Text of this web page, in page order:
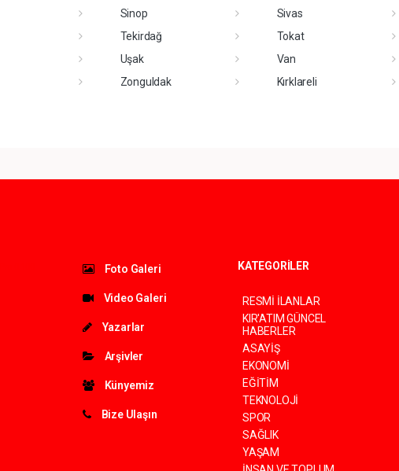
Sinop
Sivas
Tekirdağ
Tokat
Uşak
Van
Zonguldak
Kırklareli
Foto Galeri
Video Galeri
Yazarlar
Arşivler
Künyemiz
Bize Ulaşın
KATEGORİLER
RESMİ İLANLAR
KIR'ATIM GÜNCEL
HABERLER
ASAYİŞ
EKONOMİ
EĞİTİM
TEKNOLOJİ
SPOR
SAĞLIK
YAŞAM